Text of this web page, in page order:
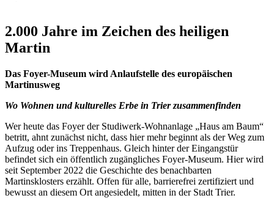
2.000 Jahre im Zeichen des heiligen
Martin
Das Foyer-Museum wird Anlaufstelle des europäischen
Martinusweg
Wo Wohnen und kulturelles Erbe in Trier zusammenfinden
Wer heute das Foyer der Studiwerk-Wohnanlage „Haus am Baum“
betritt, ahnt zunächst nicht, dass hier mehr beginnt als der Weg zum
Aufzug oder ins Treppenhaus. Gleich hinter der Eingangstür
befindet sich ein öffentlich zugängliches Foyer-Museum. Hier wird
seit September 2022 die Geschichte des benachbarten
Martinsklosters erzählt. Offen für alle, barrierefrei zertifiziert und
bewusst an diesem Ort angesiedelt, mitten in der Stadt Trier.